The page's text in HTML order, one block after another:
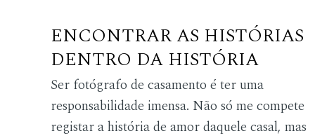
ENCONTRAR AS HISTÓRIAS
DENTRO DA HISTÓRIA
Ser fotógrafo de casamento é ter uma
responsabilidade imensa. Não só me compete
registar a história de amor daquele casal, mas